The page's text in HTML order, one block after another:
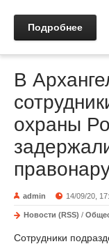
Подробнее
В
охраны
admin 14/09/20,
Новости (RSS) /
Сотрудники